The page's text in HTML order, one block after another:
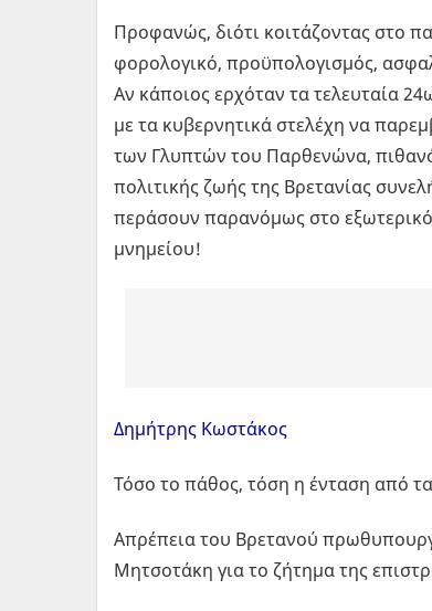
Προφανώς, διότι κοιτάζοντας στο
φορολογικό, προϋπολογισμός,
Αν κάποιος ερχόταν τα τελευταία
με τα κυβερνητικά στελέχη να
των Γλυπτών του Παρθενώνα,
πολιτικής ζωής της Βρετανίας
περάσουν παρανόμως στο
μνημείου!
Δημήτρης Κωστάκος
Τόσο το πάθος, τόση η ένταση από
Απρέπεια του Βρετανού
Μητσοτάκη για το ζήτημα της